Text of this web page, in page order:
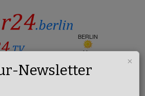
BERLIN
klar
Newsletter
×